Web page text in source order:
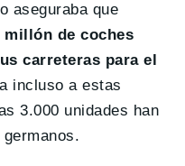
aseguraba que
millón de coches
carreteras para el
incluso a estas
3.000 unidades han